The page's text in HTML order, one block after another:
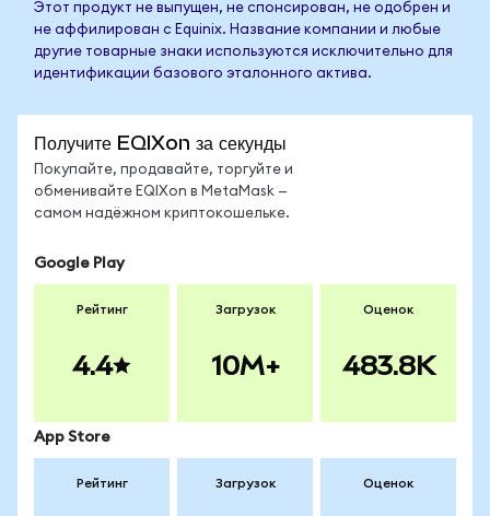
Этот продукт не выпущен, не спонсирован, не одобрен и
не аффилирован с Equinix. Название компании и любые
другие товарные знаки используются исключительно для
идентификации базового эталонного актива.
Получите EQIXon за секунды
Покупайте, продавайте, торгуйте и
обменивайте EQIXon в MetaMask —
самом надёжном криптокошельке.
Google Play
Рейтинг
4.4
Загрузок
10M+
Оценок
483.8K
App Store
Рейтинг Загрузок Оценок